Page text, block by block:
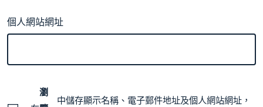
個人網站網址
瀏
中儲存顯示名稱、電子郵件地址及個人網站網址，